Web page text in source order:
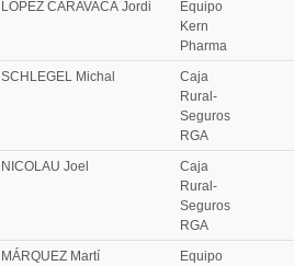
LOPEZ CARAVACA Jordi
Equipo
Kern
Pharma
SCHLEGEL Michal
Caja
Rural-
Seguros
RGA
NICOLAU Joel
Caja
Rural-
Seguros
RGA
MÁRQUEZ Martí
Equipo